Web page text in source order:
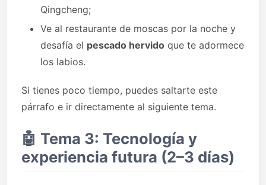
Qingcheng;
Ve al restaurante de moscas por la noche y
desafía el pescado hervido que te adormece
los labios.
Si tienes poco tiempo, puedes saltarte este
párrafo e ir directamente al siguiente tema.
🤖 Tema 3: Tecnología y
experiencia futura (2–3 días)